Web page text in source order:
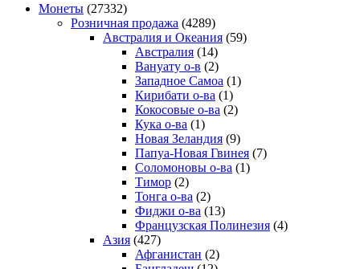
Монеты (27332)
Розничная продажа (4289)
Австралия и Океания (59)
Австралия (14)
Вануату о-в (2)
Западное Самоа (1)
Кирибати о-ва (1)
Кокосовые о-ва (2)
Кука о-ва (1)
Новая Зеландия (9)
Папуа-Новая Гвинея (7)
Соломоновы о-ва (1)
Тимор (2)
Тонга о-ва (2)
Фиджи о-ва (13)
Французская Полинезия (4)
Азия (427)
Афганистан (2)